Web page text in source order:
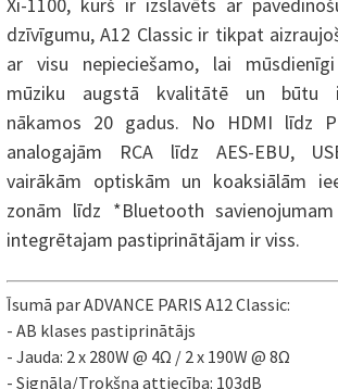
Xi-1100, kurš ir izslavēts ar
dzīvīgumu, A12 Classic ir tikpat
ar visu nepieciešamo, lai
mūziku augstā kvalitātē un būtu
nākamos 20 gadus. No HDMI līdz
analogajām RCA līdz AES-EBU,
vairākām optiskām un koaksiālām
zonām līdz *Bluetooth
integrētajam pastiprinātājam ir viss.
Īsumā parADVANCE PARIS A12 Classic:
- AB klases pastiprinātājs
- Jauda: 2 x 280W @ 4Ω / 2 x 190W @ 8Ω
- Signāla/Trokšņa attiecība: 103dB